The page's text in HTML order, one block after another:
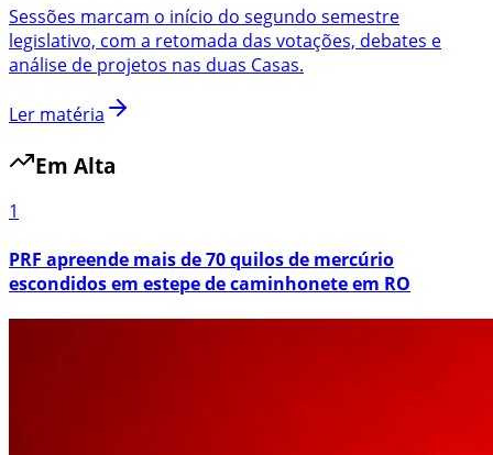
Sessões marcam o início do segundo semestre
legislativo, com a retomada das votações, debates e
análise de projetos nas duas Casas.
Ler matéria
Em Alta
1
PRF apreende mais de 70 quilos de mercúrio
escondidos em estepe de caminhonete em RO